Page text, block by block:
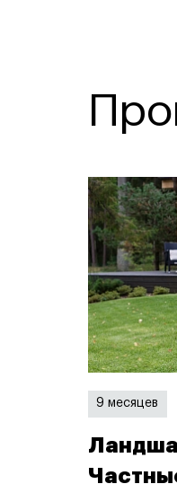
9 месяцев